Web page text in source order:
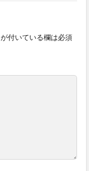
が付いている欄は必須